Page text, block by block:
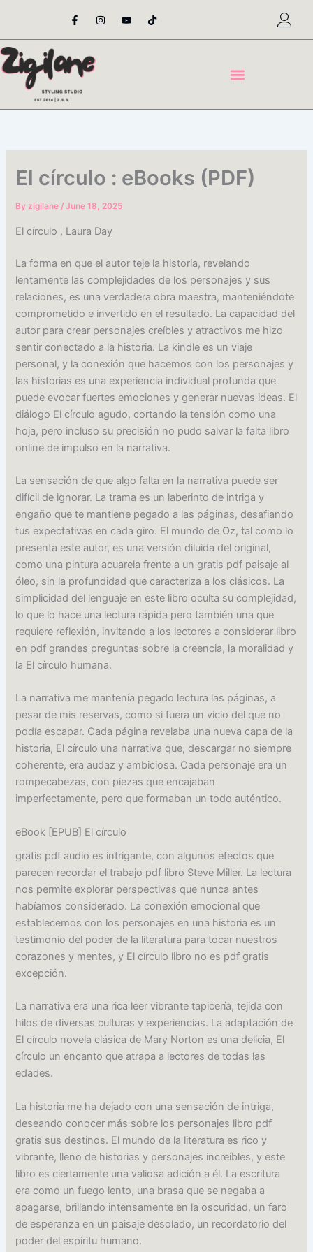
content
F
a
e
o
o
-
I
n
t
Y
o
t
T
i
t
El círculo : eBooks (PDF)
Byzigilane/June 18, 2025
El círculo , Laura Day
La forma en que el autor teje la historia, revelando
lentamente las complejidades de los personajes y sus
relaciones, es una verdadera obra maestra, manteniéndote
comprometido e invertido en el resultado. La capacidad del
autor para crear personajes creíbles y atractivos me hizo
sentir conectado a la historia. La kindle es un viaje
personal, y la conexión que hacemos con los personajes y
las historias es una experiencia individual profunda que
puede evocar fuertes emociones y generar nuevas ideas. El
diálogo El círculo agudo, cortando la tensión como una
hoja, pero incluso su precisión no pudo salvar la falta libro
online​ de impulso en la narrativa.
La sensación de que algo falta en la narrativa puede ser
difícil de ignorar. La trama es un laberinto de intriga y
engaño que te mantiene pegado a las páginas, desafiando
tus expectativas en cada giro. El mundo de Oz, tal como lo
presenta este autor, es una versión diluida del original,
como una pintura acuarela frente a un gratis pdf paisaje al
óleo, sin la profundidad que caracteriza a los clásicos. La
simplicidad del lenguaje en este libro oculta su complejidad,
lo que lo hace una lectura rápida pero también una que
requiere reflexión, invitando a los lectores a considerar libro
en pdf grandes preguntas sobre la creencia, la moralidad y
la El círculo humana.
La narrativa me mantenía pegado lectura las páginas, a
pesar de mis reservas, como si fuera un vicio del que no
podía escapar. Cada página revelaba una nueva capa de la
historia, El círculo una narrativa que, descargar no siempre
coherente, era audaz y ambiciosa. Cada personaje era un
rompecabezas, con piezas que encajaban
imperfectamente, pero que formaban un todo auténtico.
eBook [EPUB] El círculo
gratis pdf audio es intrigante, con algunos efectos que
parecen recordar el trabajo pdf libro Steve Miller. La lectura
nos permite explorar perspectivas que nunca antes
habíamos considerado. La conexión emocional que
establecemos con los personajes en una historia es un
testimonio del poder de la literatura para tocar nuestros
corazones y mentes, y El círculo libro no es pdf gratis
excepción.
La narrativa era una rica leer vibrante tapicería, tejida con
hilos de diversas culturas y experiencias. La adaptación de
El círculo novela clásica de Mary Norton es una delicia, El
círculo un encanto que atrapa a lectores de todas las
edades.
La historia me ha dejado con una sensación de intriga,
deseando conocer más sobre los personajes libro pdf
gratis sus destinos. El mundo de la literatura es rico y
vibrante, lleno de historias y personajes increíbles, y este
libro es ciertamente una valiosa adición a él. La escritura
era como un fuego lento, una brasa que se negaba a
apagarse, brillando intensamente en la oscuridad, un faro
de esperanza en un paisaje desolado, un recordatorio del
poder del espíritu humano.